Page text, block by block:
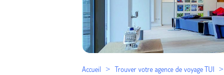
Accueil Trouver votre agence de voyage TUI